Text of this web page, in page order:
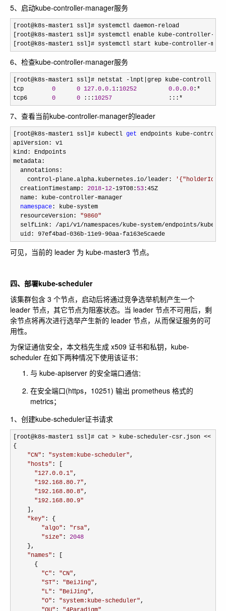
5、启动kube-controller-manager服务
[root@k8s-master1 ssl]# systemctl daemon-reload
[root@k8s-master1 ssl]# systemctl enable kube-controller-
[root@k8s-master1 ssl]# systemctl start kube-controller-
6、检查kube-controller-manager服务
[root@k8s-master1 ssl]# netstat -lnpt|grep kube-controll
tcp 0 0 127.0 .0.1 :10252 0.0 .0.0 :*
tcp6 0 0 :::10257
:::*
7、查看当前kube-controller-manager的leader
[root@k8s-master1 ssl]# kubectl get endpoints kube-
apiVersion: v1
kind: Endpoints
metadata:
  annotations:
    control
-plane.alpha.kubernetes.io/leader: '
  creationTimestamp:
2018-12-19T08: 53 :45Z
  name: kube
-controller-manager
namespace : kube-system
  resourceVersion:
"9860"
  selfLink:
/api/v1/namespaces/kube-system/endpoints/kube-
  uid: 97ef4bad
-036b-11e9-90aa-fa163e5caede
可见，当前的 leader 为 kube-master3 节点。
四、部署kube-scheduler
该集群包含 3 个节点，启动后将通过竞争选举机制产生一个
leader 节点，其它节点为阻塞状态。当 leader 节点不可用后，剩
余节点将再次进行选举产生新的 leader 节点，从而保证服务的可
用性。
为保证通信安全，本文档先生成 x509 证书和私钥，kube-
scheduler 在如下两种情况下使用该证书：
与 kube-apiserver 的安全端口通信;
在安全端口(https，10251) 输出 prometheus 格式的
metrics；
1、创建kube-scheduler证书请求
[root@k8s-master1 ssl]# cat > kube-scheduler-csr.json << EOF
{
"CN" : "system:kube-scheduler",
"hosts" : [
"127.0.0.1",
"192.168.80.7",
"192.168.80.8",
"192.168.80.9"
    ],
"key" : {
"algo" : "rsa",
"size" : 2048
    },
"names" : [
      {
"C" : "CN",
"ST" : "BeiJing",
"L" : "BeiJing",
"O" : "system:kube-scheduler",